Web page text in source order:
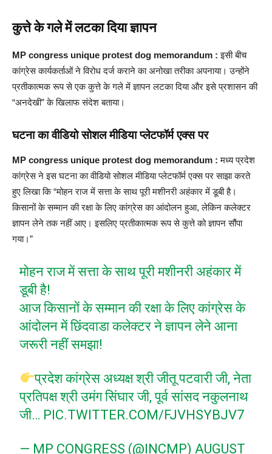
कुत्ते के गले में लटका दिया ज्ञापन
MP congress unique protest dog memorandum :इसी बीच
कांग्रेस कार्यकर्ताओं ने विरोध दर्ज कराने का अनोखा तरीका अपनाया। उन्होंने
प्रतीकात्मक रूप से एक कुत्ते के गले में ज्ञापन लटका दिया और इसे प्रशासन की
“अनदेखी” के खिलाफ संदेश बताया।
घटना का वीडियो सोशल मीडिया प्लेटफॉर्म एक्स पर
MP congress unique protest dog memorandum :मध्य प्रदेश
कांग्रेस ने इस घटना का वीडियो सोशल मीडिया प्लेटफॉर्म एक्स पर साझा करते
हुए लिखा कि “मोहन राज में सत्ता के साथ पूरी मशीनरी अहंकार में डूबी है।
किसानों के सम्मान की रक्षा के लिए कांग्रेस का आंदोलन हुआ, लेकिन कलेक्टर
ज्ञापन लेने तक नहीं आए। इसलिए प्रतीकात्मक रूप से कुत्ते को ज्ञापन सौंपा
गया।”
मोहन राज में सत्ता के साथ पूरी मशीनरी अहंकार में
डूबी है!
आज किसानों के सम्मान की रक्षा के लिए कांग्रेस के
आंदोलन में छिंदवाडा कलेक्टर ने ज्ञापन लेने आना
जरूरी नहीं समझा!
प्रदेश कांग्रेस अध्यक्ष श्री जीतू पटवारी जी, नेता
प्रतिपक्ष श्री उमंग सिंघार जी, पूर्व सांसद नकुलनाथ
जी… PIC.TWITTER.COM/FJVHSYBJV7
— MP CONGRESS (@INCMP) AUGUST